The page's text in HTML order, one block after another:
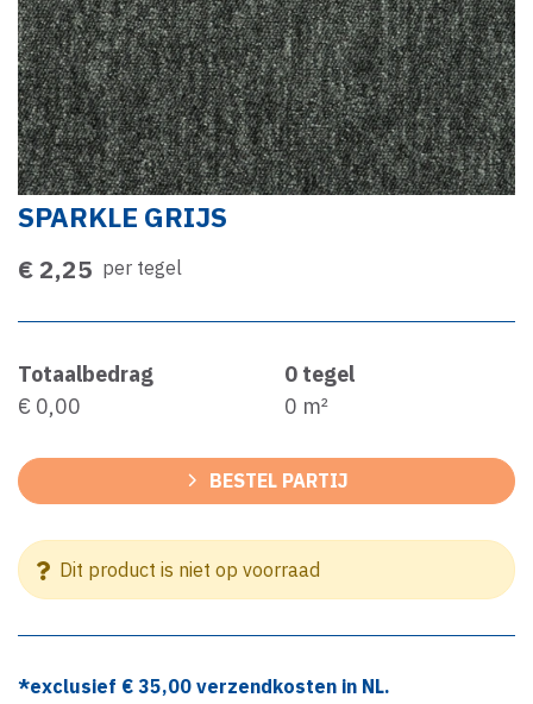
SPARKLE GRIJS
€ 2,25 per tegel
Totaalbedrag
€ 0,00
0 tegel
0 m²
BESTEL PARTIJ
Dit product is niet op voorraad
*exclusief € 35,00 verzendkosten in NL.